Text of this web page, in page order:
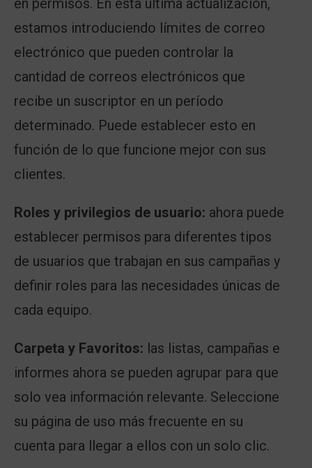
en permisos. En esta última actualización,
estamos introduciendo límites de correo
electrónico que pueden controlar la
cantidad de correos electrónicos que
recibe un suscriptor en un período
determinado. Puede establecer esto en
función de lo que funcione mejor con sus
clientes.
Roles y privilegios de usuario: ahora puede
establecer permisos para diferentes tipos
de usuarios que trabajan en sus campañas y
definir roles para las necesidades únicas de
cada equipo.
Carpeta y Favoritos: las listas, campañas e
informes ahora se pueden agrupar para que
solo vea información relevante. Seleccione
su página de uso más frecuente en su
cuenta para llegar a ellos con un solo clic.